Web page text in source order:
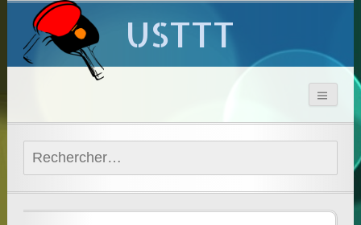
USTTT
Rechercher :